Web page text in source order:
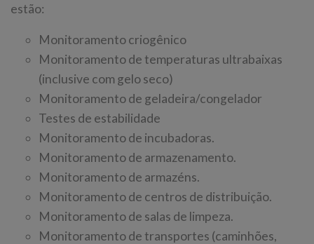
estão:
Monitoramento criogênico
Monitoramento de temperaturas ultrabaixas
(inclusive com gelo seco)
Monitoramento de geladeira/congelador
Testes de estabilidade
Monitoramento de incubadoras.
Monitoramento de armazenamento.
Monitoramento de armazéns.
Monitoramento de centros de distribuição.
Monitoramento de salas de limpeza.
Monitoramento de transportes (caminhões,